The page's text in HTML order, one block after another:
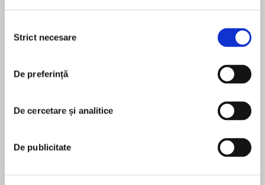
consimțământului
Strict necesare
De preferință
De cercetare și analitice
De publicitate
returns in a spellbinding new thriller from No.1
bestselling author Daniel Silva. For all fans of
is in Venice when he receives an urgent call from
the Italian police. The art dealer Justin
Isherwood has stumbled upon a chilling murder
scene, and is being held as a suspect.
În acest moment nu există recenzii
Daniel Silva
Daniel Silva is the award-winning #1 New York
Times bestselling author of twenty-eight previous